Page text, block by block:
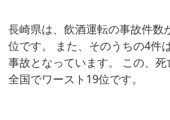
長崎県は、飲酒運転の事故件数
位です。 また、そのうちの4件
事故となっています。 この、
全国でワースト19位です。